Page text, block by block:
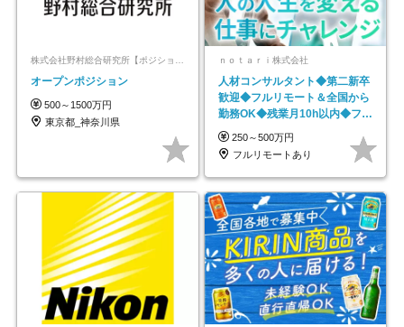
オープンポジション
500～1500万円
東京都_神奈川県
ｎｏｔａｒｉ株式会社
人材コンサルタント◆第二新卒
歓迎◆フルリモート＆全国から
勤務OK◆残業月10h以内◆フレ
ックス制
250～500万円
フルリモートあり